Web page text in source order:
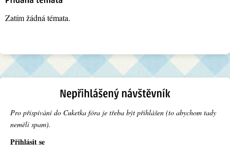
Zatím žádná témata.
Pro přispívání do Cuketka fóra je třeba být přihlášen (to abychom tady
neměli spam).
Přihlásit se